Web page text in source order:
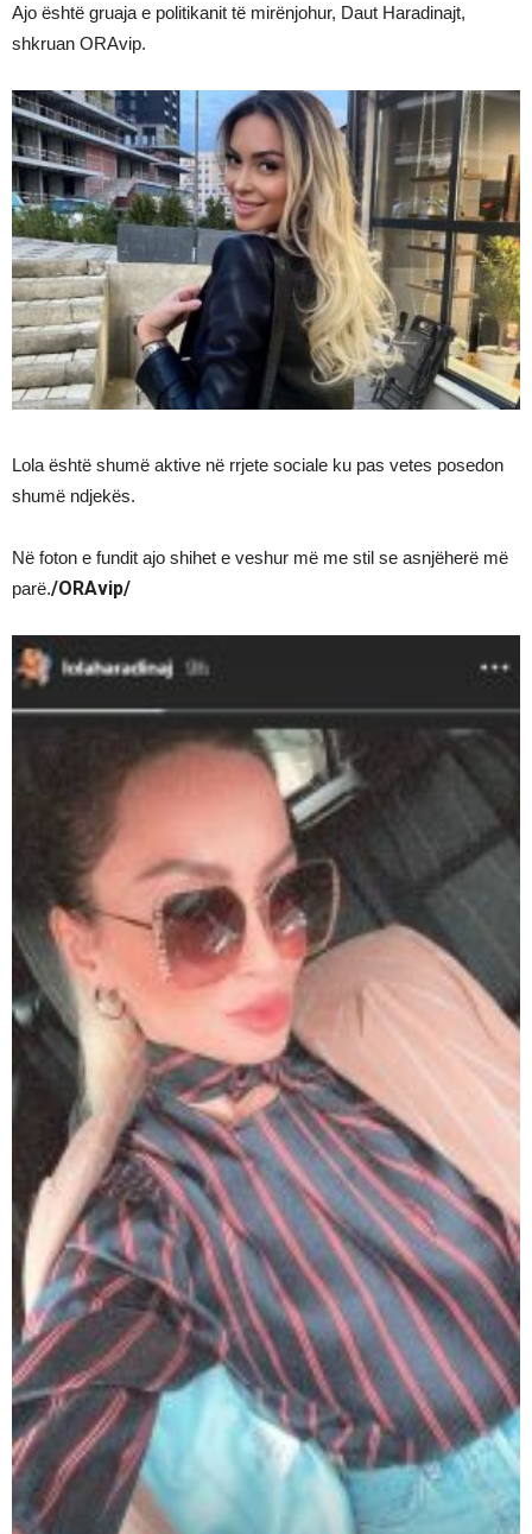
Ajo është gruaja e politikanit të mirënjohur, Daut Haradinajt,
shkruan ORAvip.
Lola është shumë aktive në rrjete sociale ku pas vetes posedon
shumë ndjekës.
Në foton e fundit ajo shihet e veshur më me stil se asnjëherë më
parë./ORAvip/